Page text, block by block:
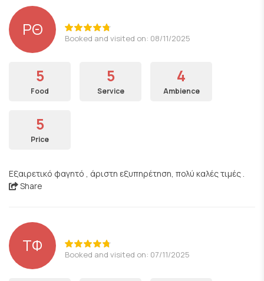
ΡΘ Booked and visited on: 08/11/2025
5
Food
5
Service
4
Ambience
5
Price
Εξαιρετικό φαγητό , άριστη εξυπηρέτηση, πολύ καλές τιμές .
Share
ΤΦ Booked and visited on: 07/11/2025